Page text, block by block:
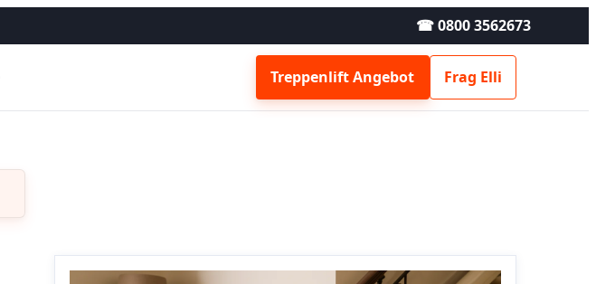
☎ 0800 3562673
Treppenlift Angebot Frag Elli